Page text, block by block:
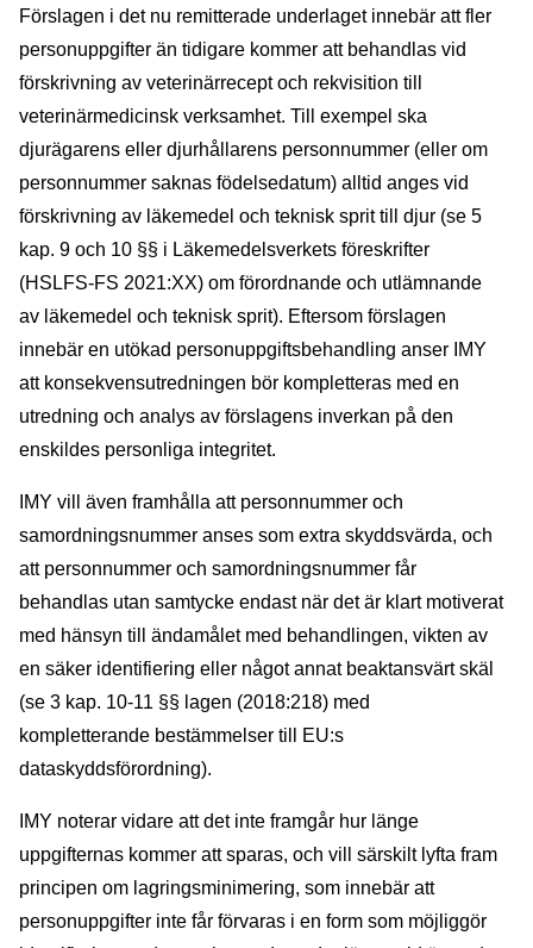
Förslagen i det nu remitterade underlaget innebär att fler
personuppgifter än tidigare kommer att behandlas vid
förskrivning av veterinärrecept och rekvisition till
veterinärmedicinsk verksamhet. Till exempel ska
djurägarens eller djurhållarens personnummer (eller om
personnummer saknas födelsedatum) alltid anges vid
förskrivning av läkemedel och teknisk sprit till djur (se 5
kap. 9 och 10 §§ i Läkemedelsverkets föreskrifter
(HSLFS-FS 2021:XX) om förordnande och utlämnande
av läkemedel och teknisk sprit). Eftersom förslagen
innebär en utökad personuppgiftsbehandling anser IMY
att konsekvensutredningen bör kompletteras med en
utredning och analys av förslagens inverkan på den
enskildes personliga integritet.
IMY vill även framhålla att personnummer och
samordningsnummer anses som extra skyddsvärda, och
att personnummer och samordningsnummer får
behandlas utan samtycke endast när det är klart motiverat
med hänsyn till ändamålet med behandlingen, vikten av
en säker identifiering eller något annat beaktansvärt skäl
(se 3 kap. 10-11 §§ lagen (2018:218) med
kompletterande bestämmelser till EU:s
dataskyddsförordning).
IMY noterar vidare att det inte framgår hur länge
uppgifternas kommer att sparas, och vill särskilt lyfta fram
principen om lagringsminimering, som innebär att
personuppgifter inte får förvaras i en form som möjliggör